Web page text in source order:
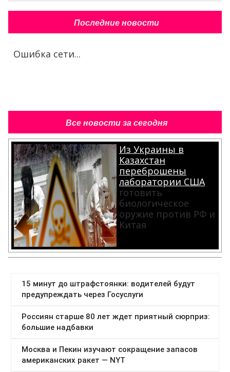
Последние новости
Ошибка сети...
Все новости за сегодня
Из Украины в
Казахстан
переброшены
лаборатории США
готовить
биологическое
оружие против РФ и
Китая